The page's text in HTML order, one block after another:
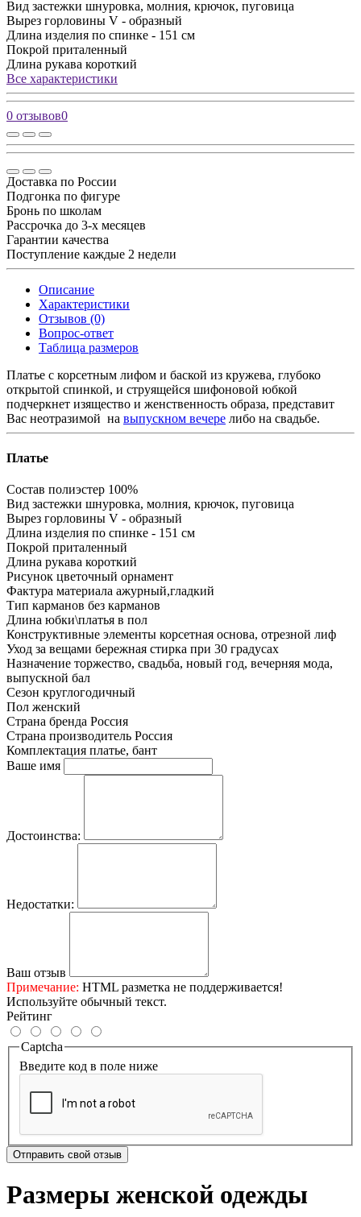
Вид застежки шнуровка, молния, крючок, пуговица
Вырез горловины V - образный
Длина изделия по спинке - 151 см
Покрой приталенный
Длина рукава короткий
Все характеристики
0 отзывов0
Доставка по России
Подгонка по фигуре
Бронь по школам
Рассрочка до 3-х месяцев
Гарантии качества
Поступление каждые 2 недели
Описание
Характеристики
Отзывов (0)
Вопрос-ответ
Таблица размеров
Платье с корсетным лифом и баской из кружева, глубоко
открытой спинкой, и струящейся шифоновой юбкой
подчеркнет изящество и женственность образа, представит
Вас неотразимой на выпускном вечере либо на свадьбе.
Платье
Состав полиэстер 100%
Вид застежки шнуровка, молния, крючок, пуговица
Вырез горловины V - образный
Длина изделия по спинке - 151 см
Покрой приталенный
Длина рукава короткий
Рисунок цветочный орнамент
Фактура материала ажурный,гладкий
Тип карманов без карманов
Длина юбки\платья в пол
Конструктивные элементы корсетная основа, отрезной лиф
Уход за вещами бережная стирка при 30 градусах
Назначение торжество, свадьба, новый год, вечерняя мода,
выпускной бал
Сезон круглогодичный
Пол женский
Страна бренда Россия
Страна производитель Россия
Комплектация платье, бант
Ваше имя
Достоинства:
Недостатки:
Ваш отзыв
Примечание: HTML разметка не поддерживается!
Используйте обычный текст.
Рейтинг
Captcha
Введите код в поле ниже
Отправить свой отзыв
Размеры женской одежды